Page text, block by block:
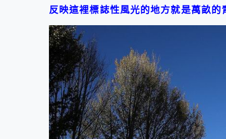
反映這裡標誌性風光的地方就是萬畝的